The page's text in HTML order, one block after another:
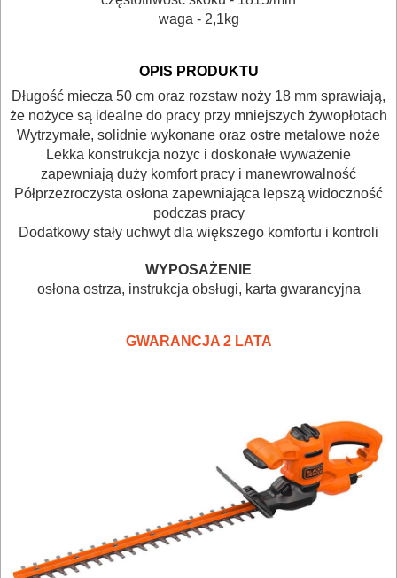
BUDOWLANE
MASZYNY
NARZĘDZIA
BRUKARSKIE
OBRÓBKA
DREWNA
OBRÓBKA
WARSZTATOWE
HYDRAULICZNE
NARZĘDZIA
waga - 2,1kg
OPIS PRODUKTU
Długość miecza 50 cm oraz rozstaw noży 18 mm sprawiają,
że nożyce są idealne do pracy przy mniejszych żywopłotach
Wytrzymałe, solidnie wykonane oraz ostre metalowe noże
Lekka konstrukcja nożyc i doskonałe wyważenie
zapewniają duży komfort pracy i manewrowalność
Półprzezroczysta osłona zapewniająca lepszą widoczność
podczas pracy
Dodatkowy stały uchwyt dla większego komfortu i kontroli
WYPOSAŻENIE
osłona ostrza, instrukcja obsługi, karta gwarancyjna
GWARANCJA 2 LATA